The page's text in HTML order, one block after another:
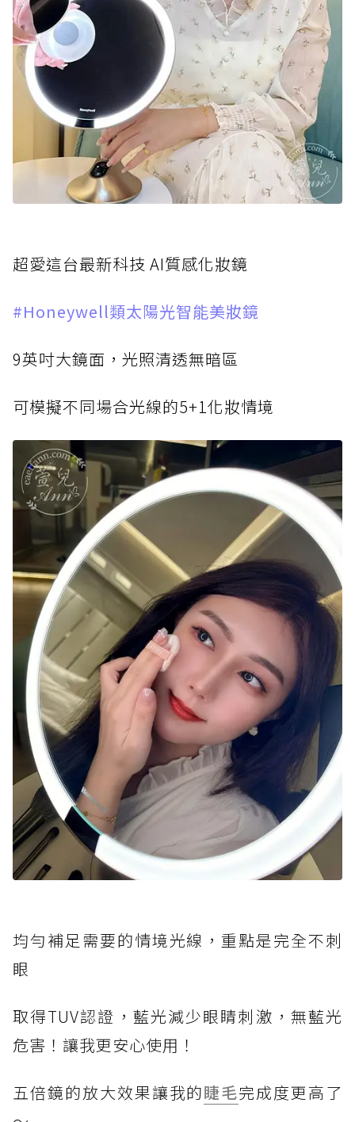
超愛這台最新科技 AI質感化妝鏡
#Honeywell類太陽光智能美妝鏡
9英吋大鏡面，光照清透無暗區
可模擬不同場合光線的5+1化妝情境
均勻補足需要的情境光線，重點是完全不刺
眼
取得TUV認證，藍光減少眼睛刺激，無藍光
危害！讓我更安心使用！
五倍鏡的放大效果讓我的睫毛完成度更高了